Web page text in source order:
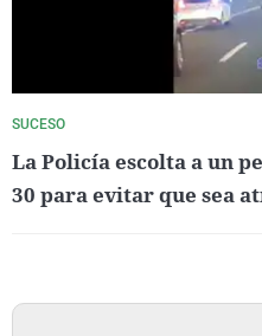
SUCESO
La Policía escolta a un
30 para evitar que sea